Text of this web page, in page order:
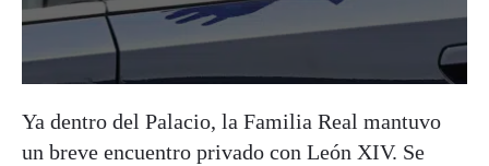
Ya dentro del Palacio, la Familia Real mantuvo
un breve encuentro privado con León XIV. Se